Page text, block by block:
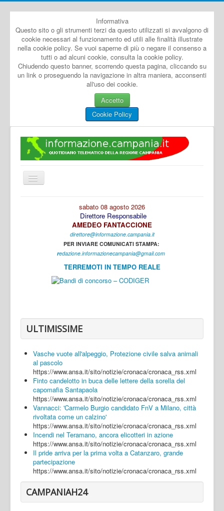
Informativa
Questo sito o gli strumenti terzi da questo utilizzati si avvalgono di
cookie necessari al funzionamento ed utili alle finalità illustrate
nella cookie policy. Se vuoi saperne di più o negare il consenso a
tutti o ad alcuni cookie, consulta la cookie policy.
Chiudendo questo banner, scorrendo questa pagina, cliccando su
un link o proseguendo la navigazione in altra maniera, acconsenti
all'uso dei cookie.
Accetto
Cookie Policy
Cambia
navigazione
Caserta
Napoli
Salerno
Login
sabato 08 agosto 2026
Direttore Responsabile
AMEDEO FANTACCIONE
direttore@informazione.campania.it
PER INVIARE COMUNICATI STAMPA:
redazione.informazionecampania@gmail.com
TERREMOTI IN TEMPO REALE
ULTIMISSIME
Vasche vuote all'alpeggio, Protezione civile salva animali
al pascolo
https://www.ansa.it/sito/notizie/cronaca/cronaca_rss.xml
Finto candelotto in buca delle lettere della sorella del
capomafia Santapaola
https://www.ansa.it/sito/notizie/cronaca/cronaca_rss.xml
Vannacci: 'Carmelo Burgio candidato FnV a Milano, città
rivoltata come un calzino'
https://www.ansa.it/sito/notizie/cronaca/cronaca_rss.xml
Incendi nel Teramano, ancora elicotteri in azione
https://www.ansa.it/sito/notizie/cronaca/cronaca_rss.xml
Il pride arriva per la prima volta a Catanzaro, grande
partecipazione
https://www.ansa.it/sito/notizie/cronaca/cronaca_rss.xml
CAMPANIAH24